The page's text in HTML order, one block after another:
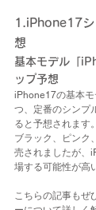
1.iPhone17シ
想
基本モデル「
ップ予想
iPhone17の基本
つ、定番のシンプ
ると予想されます
ブラック、ピンク
売されましたが、
場する可能性が高
こちらの記事もぜ